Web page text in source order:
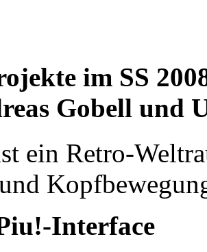
im SS
Gobell und
ein Retro-
Interface